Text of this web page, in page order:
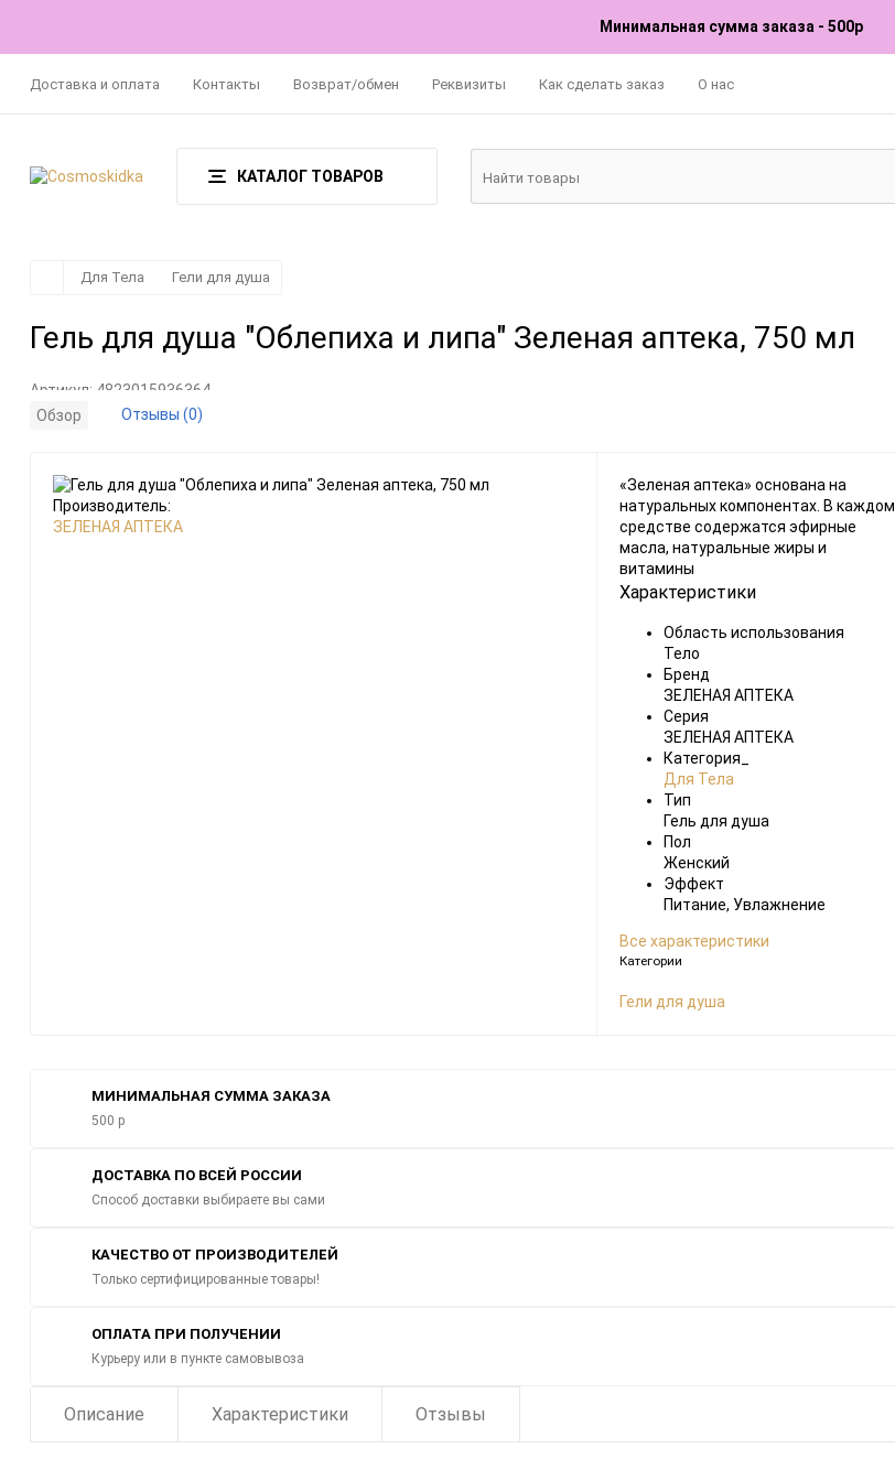
Минимальная сумма заказа - 500р
Доставка и оплата Контакты Возврат/обмен Реквизиты Как сделать заказ О нас
КАТАЛОГ ТОВАРОВ
Для Тела Гели для душа
Гель для душа "Облепиха и липа" Зеленая аптека, 750 мл
Артикул: 4823015936364
Обзор
Отзывы (0)
Производитель:
ЗЕЛЕНАЯ АПТЕКА
«Зеленая аптека» основана на
натуральных компонентах. В каждом
средстве содержатся эфирные
масла, натуральные жиры и
витамины
Характеристики
Область использования
Тело
Бренд
ЗЕЛЕНАЯ АПТЕКА
Серия
ЗЕЛЕНАЯ АПТЕКА
Категория_
Для Тела
Тип
Гель для душа
Пол
Женский
Эффект
Питание, Увлажнение
Все характеристики
Категории
Гели для душа
МИНИМАЛЬНАЯ СУММА ЗАКАЗА
500 р
ДОСТАВКА ПО ВСЕЙ РОССИИ
Способ доставки выбираете вы сами
КАЧЕСТВО ОТ ПРОИЗВОДИТЕЛЕЙ
Только сертифицированные товары!
ОПЛАТА ПРИ ПОЛУЧЕНИИ
Курьеру или в пункте самовывоза
Описание Характеристики Отзывы